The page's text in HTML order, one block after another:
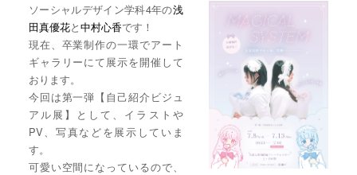
ソーシャルデザイン学科4年の浅
田真優花と中村心香です！
現在、卒業制作の一環でアート
ギャラリーにて展示を開催して
おります。
今回は第一弾【自己紹介ビジュ
アル展】として、イラストや
PV、写真などを展示していま
す。
可愛い空間になっているので、